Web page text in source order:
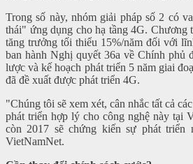
Trong số này, nhóm giải pháp số 2 có
thái" ứng dụng cho hạ tầng 4G. Chương
tăng trưởng tối thiểu 15%/năm đối với
ban hành Nghị quyết 36a về Chính phủ
lược và kế hoạch phát triển 5 năm giai
đã đề xuất được phát triển 4G.
"Chúng tôi sẽ xem xét, cân nhắc tất cả
phát triển hợp lý cho công nghệ này tại
còn 2017 sẽ chứng kiến sự phát triển
VietNamNet.